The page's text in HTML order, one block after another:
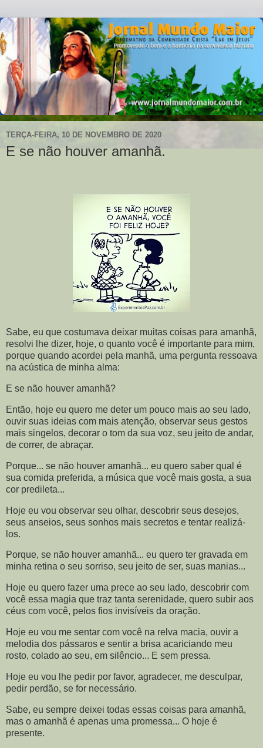
TERÇA-FEIRA, 10 DE NOVEMBRO DE 2020
E se não houver amanhã.
Sabe, eu que costumava deixar muitas coisas para amanhã,
resolvi lhe dizer, hoje, o quanto você é importante para mim,
porque quando acordei pela manhã, uma pergunta ressoava
na acústica de minha alma:
E se não houver amanhã?
Então, hoje eu quero me deter um pouco mais ao seu lado,
ouvir suas ideias com mais atenção, observar seus gestos
mais singelos, decorar o tom da sua voz, seu jeito de andar,
de correr, de abraçar.
Porque... se não houver amanhã... eu quero saber qual é
sua comida preferida, a música que você mais gosta, a sua
cor predileta...
Hoje eu vou observar seu olhar, descobrir seus desejos,
seus anseios, seus sonhos mais secretos e tentar realizá-
los.
Porque, se não houver amanhã... eu quero ter gravada em
minha retina o seu sorriso, seu jeito de ser, suas manias...
Hoje eu quero fazer uma prece ao seu lado, descobrir com
você essa magia que traz tanta serenidade, quero subir aos
céus com você, pelos fios invisíveis da oração.
Hoje eu vou me sentar com você na relva macia, ouvir a
melodia dos pássaros e sentir a brisa acariciando meu
rosto, colado ao seu, em silêncio... E sem pressa.
Hoje eu vou lhe pedir por favor, agradecer, me desculpar,
pedir perdão, se for necessário.
Sabe, eu sempre deixei todas essas coisas para amanhã,
mas o amanhã é apenas uma promessa... O hoje é
presente.